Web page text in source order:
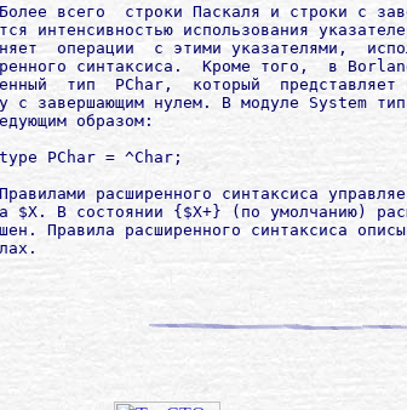
всего  строки Паскаля и строки с
интенсивностью использования
операции  с этими указателями,
синтаксиса.  Кроме того,  в
тип  PChar,  который  представляет
с завершающим нулем. В модуле System
образом:
PChar = ^Char;
расширенного синтаксиса
$X. В состоянии {$X+} (по умолчанию)
Правила расширенного синтаксиса